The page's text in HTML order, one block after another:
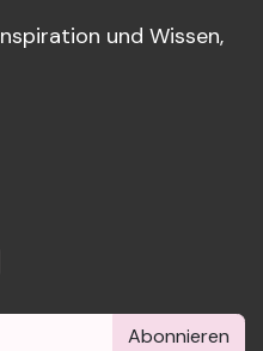
und Wissen,
Abonnieren